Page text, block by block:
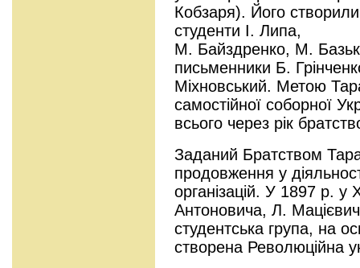
Кобзаря). Його створили
студенти І. Липа,
М. Байздренко, М.
письменники Б.
Міхновський. Метою
самостійної соборної
всього через рік
Заданий Братством
продовження у
організацій. У 1897 р. у
Антоновича, Л.
студентська група, на
створена Революційна